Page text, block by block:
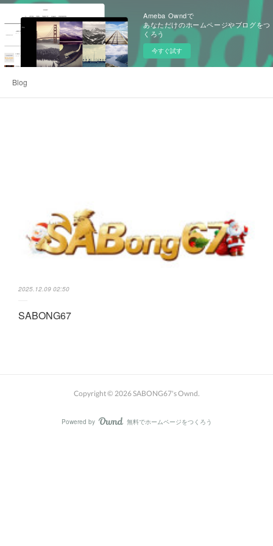
Ameba Owndで
あなただけのホームページやブログをつ
くろう
今すぐ試す
Blog
2025.12.09 02:50
SABONG67
Copyright © 2026SABONG67's Ownd.
Powered by AmebaOwnd
無料でホームページをつくろう